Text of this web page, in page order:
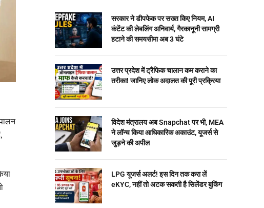
सरकार ने डीपफेक पर सख्त किए नियम, AI
कंटेंट की लेबलिंग अनिवार्य, गैरकानूनी सामग्री
हटाने की समयसीमा अब 3 घंटे
उत्तर प्रदेश में ट्रैफिक चालान कम कराने का
तरीका! जानिए लोक अदालत की पूरी प्रक्रिया
विदेश मंत्रालय अब Snapchat पर भी, MEA
ने लॉन्च किया आधिकारिक अकाउंट, यूजर्स से
जुड़ने की अपील
LPG यूजर्स अलर्ट! इस दिन तक करा लें
eKYC, नहीं तो अटक सकती है सिलेंडर बुकिंग